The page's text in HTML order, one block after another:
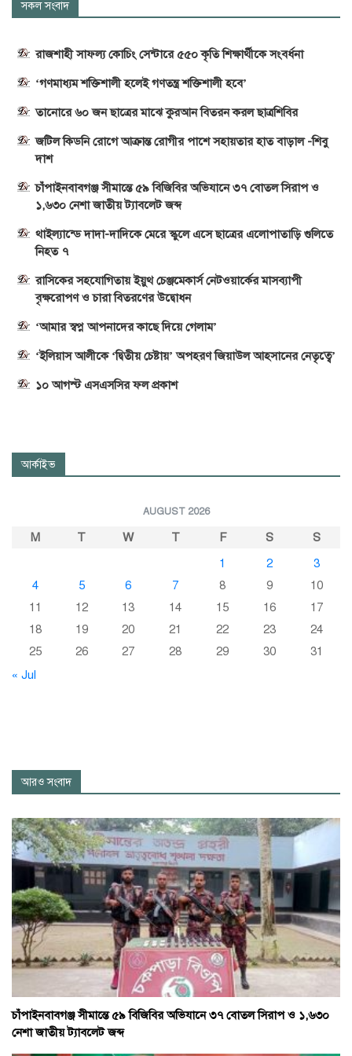
সকল সংবাদ
রাজশাহী সাফল্য কোচিং সেন্টারে ৫৫০ কৃতি শিক্ষার্থীকে সংবর্ধনা
‘গণমাধ্যম শক্তিশালী হলেই গণতন্ত্র শক্তিশালী হবে’
তানোরে ৬০ জন ছাত্রের মাঝে কুরআন বিতরন করল ছাত্রশিবির
জটিল কিডনি রোগে আক্রান্ত রোগীর পাশে সহায়তার হাত বাড়াল -শিবু
দাশ
চাঁপাইনবাবগঞ্জ সীমান্তে ৫৯ বিজিবির অভিযানে ৩৭ বোতল সিরাপ ও
১,৬৩০ নেশা জাতীয় ট্যাবলেট জব্দ
থাইল্যান্ডে দাদা-দাদিকে মেরে স্কুলে এসে ছাত্রের এলোপাতাড়ি গুলিতে
নিহত ৭
রাসিকের সহযোগিতায় ইয়ুথ চেঞ্জমেকার্স নেটওয়ার্কের মাসব্যাপী
বৃক্ষরোপণ ও চারা বিতরণের উদ্বোধন
‘আমার স্বপ্ন আপনাদের কাছে দিয়ে গেলাম’
‘ইলিয়াস আলীকে ‘দ্বিতীয় চেষ্টায়’ অপহরণ জিয়াউল আহসানের নেতৃত্বে’
১০ আগস্ট এসএসসির ফল প্রকাশ
আর্কাইভ
AUGUST 2026
M T W T F S
S
1
2
3
4
5 6 7 8 9
10
11
12 13 14 15 16
17
18
19 20 21 22 23
24
25
26 27 28 29 30
31
« Jul
আরও সংবাদ
চাঁপাইনবাবগঞ্জ সীমান্তে ৫৯ বিজিবির অভিযানে ৩৭ বোতল সিরাপ ও ১,৬৩০
নেশা জাতীয় ট্যাবলেট জব্দ